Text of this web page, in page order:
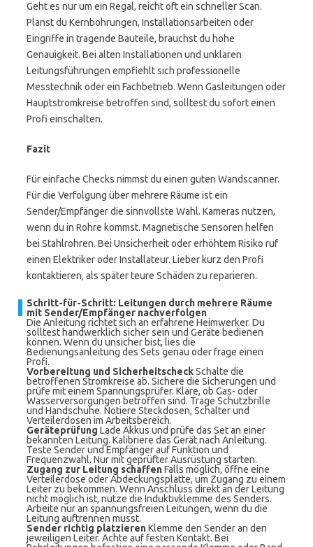
Geht es nur um ein Regal, reicht oft ein schneller Scan.
Planst du Kernbohrungen, Installationsarbeiten oder
Eingriffe in tragende Bauteile, brauchst du hohe
Genauigkeit. Bei alten Installationen und unklaren
Leitungsführungen empfiehlt sich professionelle
Messtechnik oder ein Fachbetrieb. Wenn Gasleitungen oder
Hauptstromkreise betroffen sind, solltest du sofort einen
Profi einschalten.
Fazit
Für einfache Checks nimmst du einen guten Wandscanner.
Für die Verfolgung über mehrere Räume ist ein
Sender/Empfänger die sinnvollste Wahl. Kameras nutzen,
wenn du in Rohre kommst. Magnetische Sensoren helfen
bei Stahlrohren. Bei Unsicherheit oder erhöhtem Risiko ruf
einen Elektriker oder Installateur. Lieber kurz den Profi
kontaktieren, als später teure Schäden zu reparieren.
Schritt-für-Schritt: Leitungen durch mehrere Räume
mit Sender/Empfänger nachverfolgen
Die Anleitung richtet sich an erfahrene Heimwerker. Du
solltest handwerklich sicher sein und Geräte bedienen
können. Wenn du unsicher bist, lies die
Bedienungsanleitung des Sets genau oder frage einen
Profi.
Vorbereitung und SicherheitscheckSchalte die
betroffenen Stromkreise ab. Sichere die Sicherungen und
prüfe mit einem Spannungsprüfer. Kläre, ob Gas- oder
Wasserversorgungen betroffen sind. Trage Schutzbrille
und Handschuhe. Notiere Steckdosen, Schalter und
Verteilerdosen im Arbeitsbereich.
Geräteprüfung Lade Akkus und prüfe das Set an einer
bekannten Leitung. Kalibriere das Gerät nach Anleitung.
Teste Sender und Empfänger auf Funktion und
Frequenzwahl. Nur mit geprüfter Ausrüstung starten.
Zugang zur Leitung schaffenFalls möglich, öffne eine
Verteilerdose oder Abdeckungsplatte, um Zugang zu einem
Leiter zu bekommen. Wenn Anschluss direkt an der Leitung
nicht möglich ist, nutze die Induktivklemme des Senders.
Arbeite nur an spannungsfreien Leitungen, wenn du die
Leitung auftrennen musst.
Sender richtig platzierenKlemme den Sender an den
jeweiligen Leiter. Achte auf festen Kontakt. Bei